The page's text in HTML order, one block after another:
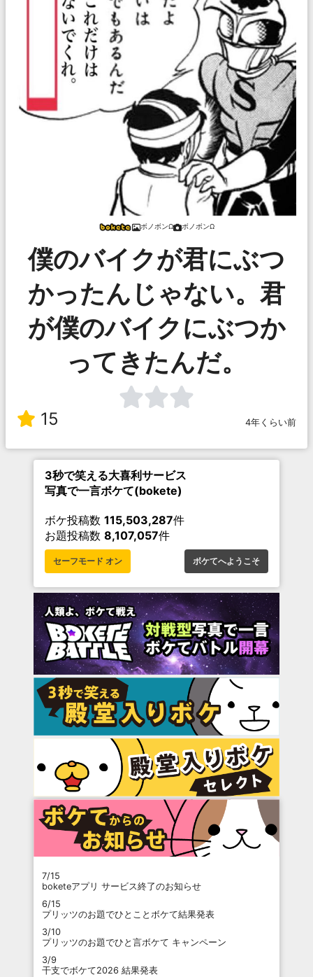
ボノボンΩ ボノボンΩ
僕のバイクが君にぶつ
かったんじゃない。君
が僕のバイクにぶつか
ってきたんだ。
15 4年くらい前
3秒で笑える大喜利サービス
写真で一言ボケて(bokete)
ボケ投稿数 115,503,287件
お題投稿数 8,107,057件
セーフモード オン ボケてへようこそ
7/15
boketeアプリ サービス終了のお知らせ
6/15
プリッツのお題でひとことボケて結果発表
3/10
プリッツのお題でひと言ボケて キャンペーン
3/9
干支でボケて2026 結果発表